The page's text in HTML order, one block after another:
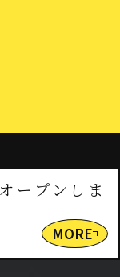
ープンしま
MORE